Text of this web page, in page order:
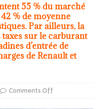
55 % du marché
% de moyenne
Par ailleurs, la
sur le carburant
d’entrée de
de Renault et
Comments Off